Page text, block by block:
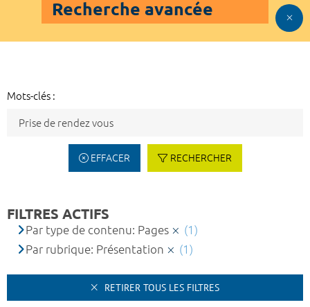
Recherche avancée
Mots-clés :
EFFACER RECHERCHER
FILTRES ACTIFS
Par type de contenu: Pages
(1)
Par rubrique: Présentation
(1)
RETIRER TOUS LES FILTRES